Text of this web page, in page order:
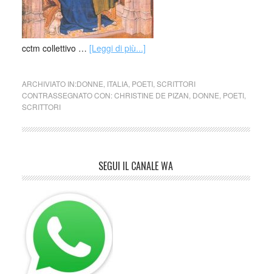
cctm collettivo … [Leggi di più...]
ARCHIVIATO IN:DONNE ITALIA, POETI, SCRITTORI
CONTRASSEGNATO CON:CHRISTINE DE PIZAN DONNE POETI,
SCRITTORI
SEGUI IL CANALE WA